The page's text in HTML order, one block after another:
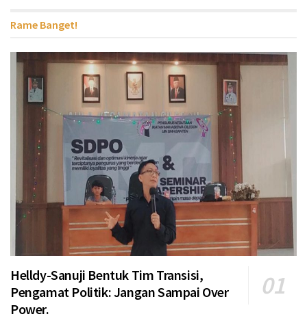
Rame Banget!
Helldy-Sanuji Bentuk Tim Transisi,
Pengamat Politik: Jangan Sampai Over
Power.